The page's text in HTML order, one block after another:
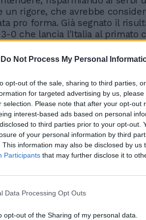
Do Not Process My Personal
opt-out of the sale, sharing to third parties,
for targeted advertising by us,
selection. Please note that after your opt-out
interest-based ads based on personal
to third parties prior to your opt-out.
of your personal information by third
This information may also be disclosed by us
Participants that may further disclose it to
Data Processing Opt Outs
opt-out of the Sharing of my personal data.
un rigore, che avrebbe
pro forma. Già segnato il
0 che lancia l'Italia al primato
amici, come Stankovic, come
disciplinari, l'addio alla
d'Europa sembra
qualche tempo, mi è parso di
stadio Heysel, un clima di
tragedia. Non ci sono state
anche al senso di
atto alle nostre forze
forza nel settore presidiato dai
e fuori dalle Olimpiadi, travolti
azzurro, le possibili
Rudy Giuliani a